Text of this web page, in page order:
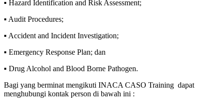
▪ Hazard Identification and Risk Assessment;
▪ Audit Procedures;
▪ Accident and Incident Investigation;
▪ Emergency Response Plan; dan
▪ Drug Alcohol and Blood Borne Pathogen.
Bagi yang berminat mengikuti INACA CASO Training dapat
menghubungi kontak person di bawah ini :